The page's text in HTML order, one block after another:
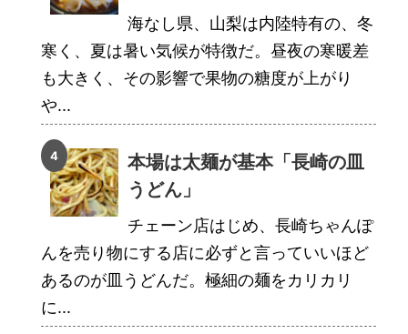
海なし県、山梨は内陸特有の、冬
寒く、夏は暑い気候が特徴だ。昼夜の寒暖差
も大きく、その影響で果物の糖度が上がり
や...
本場は太麺が基本「長崎の皿
うどん」
チェーン店はじめ、長崎ちゃんぽ
んを売り物にする店に必ずと言っていいほど
あるのが皿うどんだ。極細の麺をカリカリ
に...